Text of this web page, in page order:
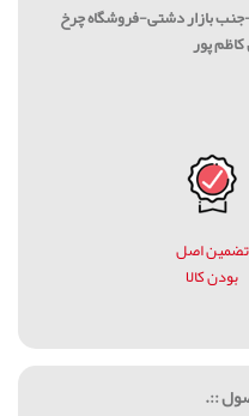
بازار دشتی-فروشگاه چرخ
پور
تضمین اصل
بودن کالا
::.